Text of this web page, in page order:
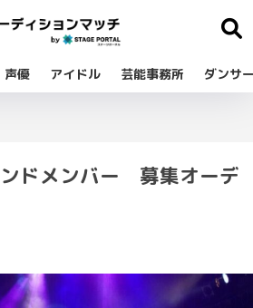
声優 アイドル 芸能事務所 ダンサ
ドメンバー 募集オーデ